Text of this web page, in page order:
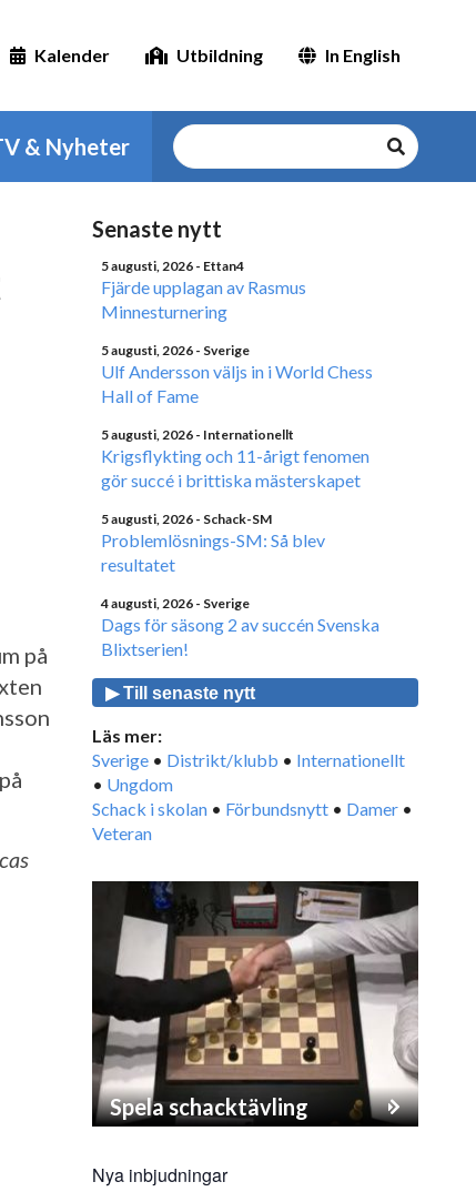
Kalender Utbildning In English
& Nyheter
på
Senaste nytt
5 augusti, 2026 - Ettan4
Fjärde upplagan av Rasmus
Minnesturnering
5 augusti, 2026 - Sverige
Ulf Andersson väljs in i World Chess
Hall of Fame
5 augusti, 2026 - Internationellt
Krigsflykting och 11-årigt fenomen
gör succé i brittiska mästerskapet
5 augusti, 2026 - Schack-SM
Problemlösnings-SM: Så blev
resultatet
4 augusti, 2026 - Sverige
Dags för säsong 2 av succén Svenska
Blixtserien!
▶ Till senaste nytt
Läs mer:
Sverige • Distrikt/klubb • Internationellt
• Ungdom
Schack i skolan • Förbundsnytt • Damer •
Veteran
Spela schacktävling
Nya inbjudningar